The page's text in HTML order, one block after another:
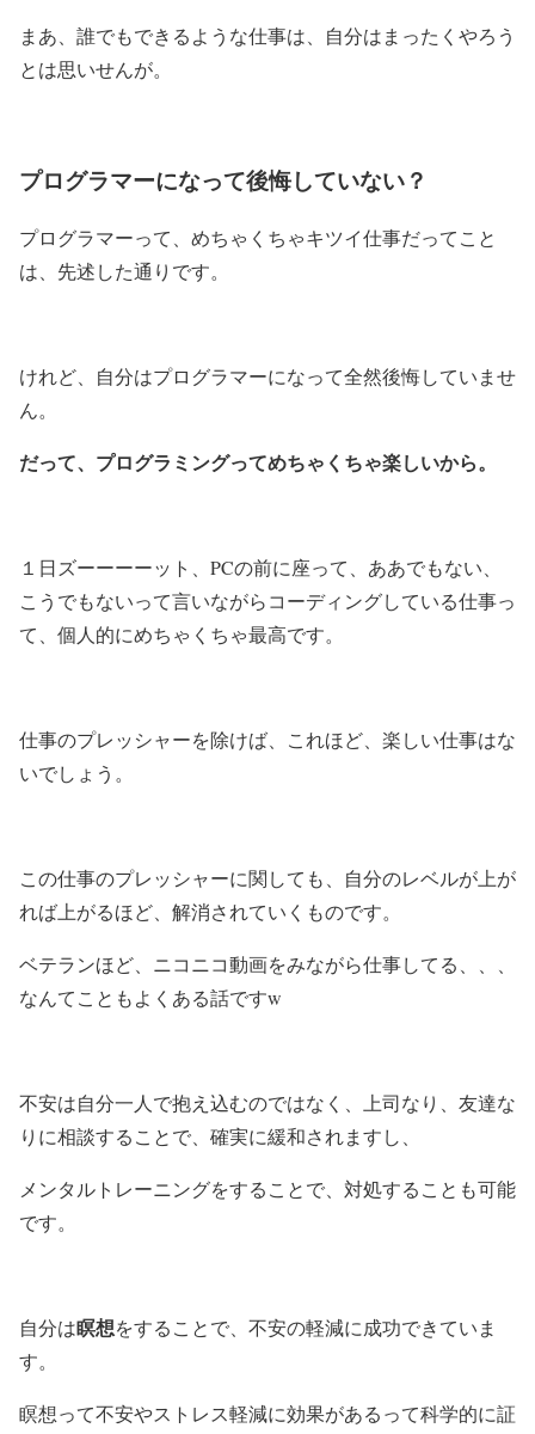
まあ、誰でもできるような仕事は、自分はまったくやろう
とは思いせんが。
プログラマーになって後悔していない？
プログラマーって、めちゃくちゃキツイ仕事だってこと
は、先述した通りです。
けれど、自分はプログラマーになって全然後悔していませ
ん。
だって、プログラミングってめちゃくちゃ楽しいから。
１日ズーーーーット、PCの前に座って、ああでもない、
こうでもないって言いながらコーディングしている仕事っ
て、個人的にめちゃくちゃ最高です。
仕事のプレッシャーを除けば、これほど、楽しい仕事はな
いでしょう。
この仕事のプレッシャーに関しても、自分のレベルが上が
れば上がるほど、解消されていくものです。
ベテランほど、ニコニコ動画をみながら仕事してる、、、
なんてこともよくある話ですw
不安は自分一人で抱え込むのではなく、上司なり、友達な
りに相談することで、確実に緩和されますし、
メンタルトレーニングをすることで、対処することも可能
です。
自分は瞑想をすることで、不安の軽減に成功できていま
す。
瞑想って不安やストレス軽減に効果があるって科学的に証